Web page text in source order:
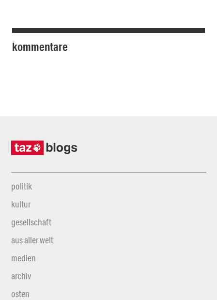
kommentare
politik
kultur
gesellschaft
aus aller welt
medien
archiv
osten